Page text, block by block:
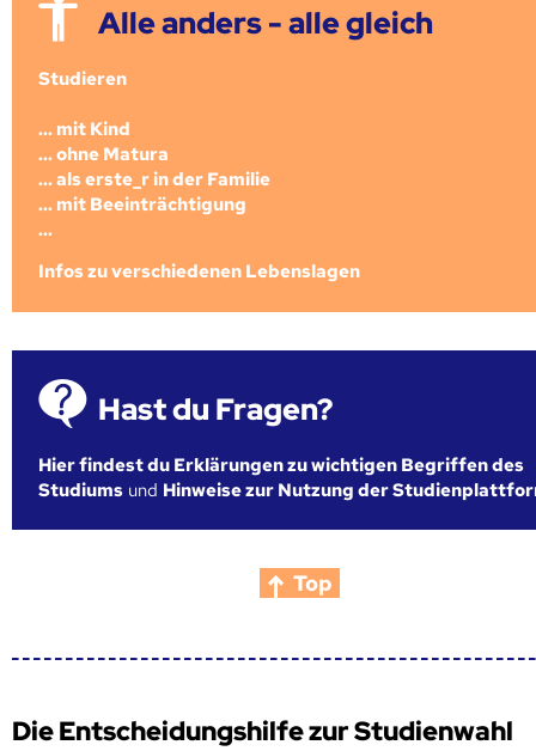
Alle anders - alle gleich
Studieren
... mit Kind
... ohne Matura
... als erste_r in der Familie
... mit Beeinträchtigung
...
Infos zu verschiedenen Lebenslagen
Hast du Fragen?
Hier findest du Erklärungen zu wichtigen Begriffen des
Studiums und Hinweise zur Nutzung der
Top
Die Entscheidungshilfe zur Studienwahl